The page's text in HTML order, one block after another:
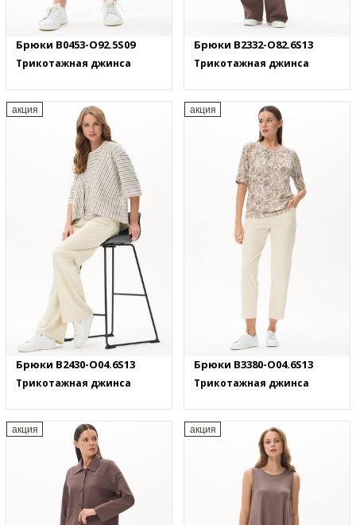
Брюки B0453-O92.5S09
Трикотажная джинса
Брюки B2332-O82.6S13
Трикотажная джинса
акция
Брюки B2430-O04.6S13
Трикотажная джинса
акция
Брюки B3380-O04.6S13
Трикотажная джинса
акция акция